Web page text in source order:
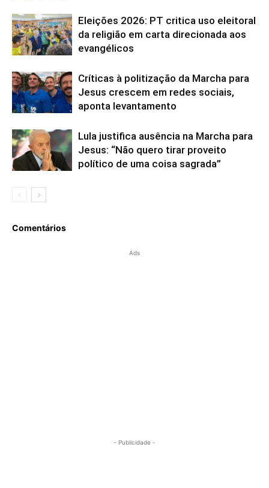
Eleições 2026: PT critica uso eleitoral
da religião em carta direcionada aos
evangélicos
Críticas à politização da Marcha para
Jesus crescem em redes sociais,
aponta levantamento
Lula justifica ausência na Marcha para
Jesus: “Não quero tirar proveito
político de uma coisa sagrada”
Comentários
Ads
- Publicidade -